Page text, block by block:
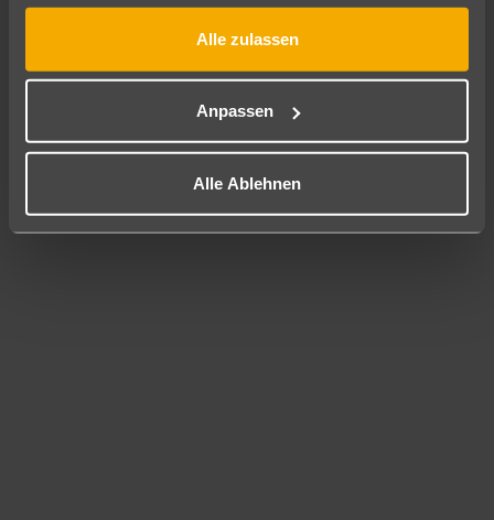
gesammelt haben.
Alle zulassen
Anpassen
Alle Ablehnen